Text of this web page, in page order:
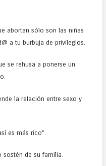
abortan sólo son las niñas
a tu burbuja de privilegios.
se rehusa a ponerse un
la relación entre sexo y
es más rico".
de su familia.